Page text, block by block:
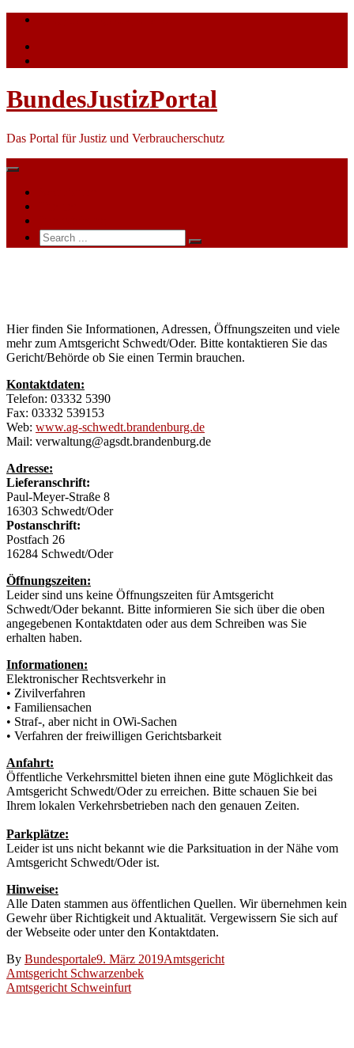
Skip
content
BundesJustizPortal
Das Portal für Justiz und Verbraucherschutz
Search
for:
Hier finden Sie Informationen, Adressen, Öffnungszeiten und viele
mehr zum Amtsgericht Schwedt/Oder. Bitte kontaktieren Sie das
Gericht/Behörde ob Sie einen Termin brauchen.
Kontaktdaten:
Telefon: 03332 5390
Fax: 03332 539153
Web: www.ag-schwedt.brandenburg.de
Mail: verwaltung@agsdt.brandenburg.de
Adresse:
Lieferanschrift:
Paul-Meyer-Straße 8
16303 Schwedt/Oder
Postanschrift:
Postfach 26
16284 Schwedt/Oder
Öffnungszeiten:
Leider sind uns keine Öffnungszeiten für Amtsgericht
Schwedt/Oder bekannt. Bitte informieren Sie sich über die oben
angegebenen Kontaktdaten oder aus dem Schreiben was Sie
erhalten haben.
Informationen:
Elektronischer Rechtsverkehr in
• Zivilverfahren
• Familiensachen
• Straf-, aber nicht in OWi-Sachen
• Verfahren der freiwilligen Gerichtsbarkeit
Anfahrt:
Öffentliche Verkehrsmittel bieten ihnen eine gute Möglichkeit das
Amtsgericht Schwedt/Oder zu erreichen. Bitte schauen Sie bei
Ihrem lokalen Verkehrsbetrieben nach den genauen Zeiten.
Parkplätze:
Leider ist uns nicht bekannt wie die Parksituation in der Nähe vom
Amtsgericht Schwedt/Oder ist.
Hinweise:
Alle Daten stammen aus öffentlichen Quellen. Wir übernehmen kein
Gewehr über Richtigkeit und Aktualität. Vergewissern Sie sich auf
der Webseite oder unter den Kontaktdaten.
By Bundesportale9. März 2019Amtsgericht
Beitragsnavigation
Amtsgericht Schwarzenbek
Amtsgericht Schweinfurt